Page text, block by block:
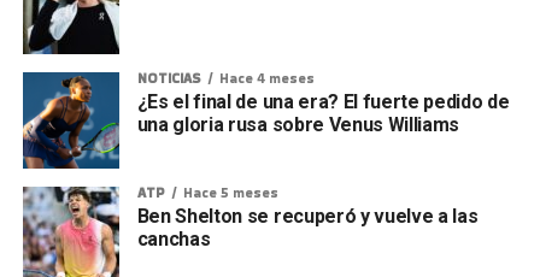
NOTICIAS Hace 4 meses
¿Es el final de una era? El fuerte pedido de
una gloria rusa sobre Venus Williams
ATP Hace 5 meses
Ben Shelton se recuperó y vuelve a las
canchas